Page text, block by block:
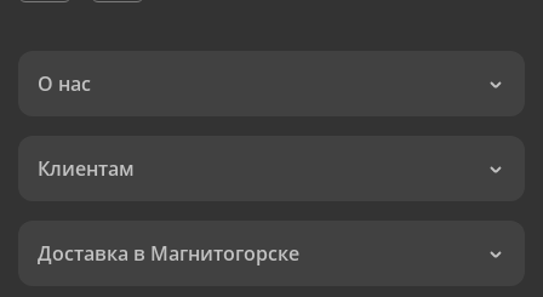
О нас
Клиентам
Доставка в Магнитогорске